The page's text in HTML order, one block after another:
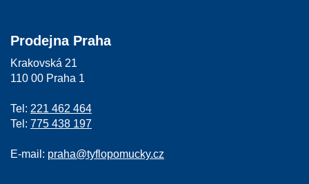
Prodejna Praha
Krakovská 21
110 00 Praha 1
Tel: 221 462 464
Tel: 775 438 197
E-mail: praha@tyflopomucky.cz